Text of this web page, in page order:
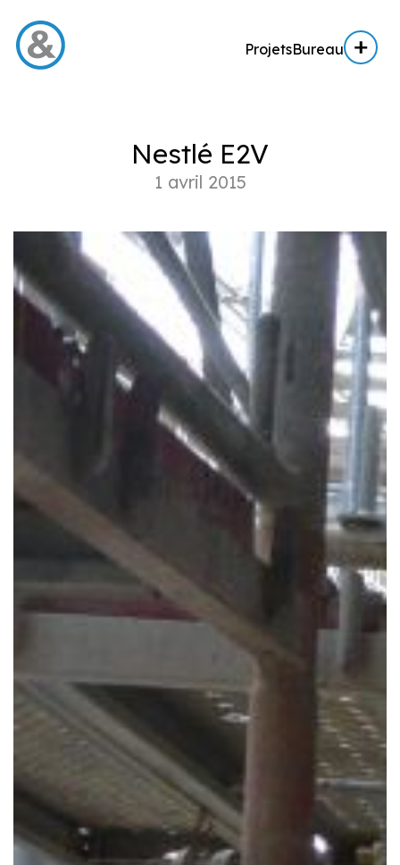
Architecture d’intérieur
Réalisation
Expertise AE / AI
Expertise immobilière
Jobs
Actualités
ProjetsBureau
Nestlé E2V
1 avril 2015